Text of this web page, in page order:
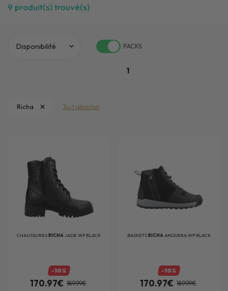
9 produit(s) trouvé(s)
PACKS
1
Richa Tout décocher
CHAUSSURESRICHAJADE WP BLACK
-10%
170.97€ 189.99€
BASKETSRICHAANDORRA WP BLACK
-10%
170.97€ 189.99€